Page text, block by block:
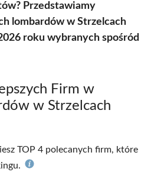
Przedstawiamy
lombardów w Strzelcach
roku wybranych spośród
Firm w
w Strzelcach
TOP 4 polecanych firm, które